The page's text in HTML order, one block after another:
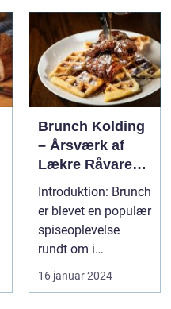
gastronom...
Brunch Kolding
– Årsværk af
Lækre Råvarer
og Kokkerier
Introduktion: Brunch
er blevet en populær
spiseoplevelse
rundt om i
Danmark, og
Kolding er ingen
16 januar 2024